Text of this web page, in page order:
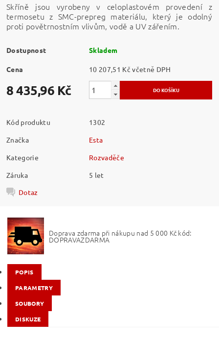
Skříně jsou vyrobeny v celoplastovém provedení z
termosetu z SMC-prepreg materiálu, který je odolný
proti povětrnostním vlivům, vodě a UV zářením.
Dostupnost Skladem
Cena 10 207,51 Kč včetně DPH
8 435,96 Kč
Kód produktu
1302
Značka
Esta
Kategorie
Rozvaděče
Záruka
5 let
Dotaz
Doprava zdarma při nákupu nad 5 000 Kč kód:
DOPRAVAZDARMA
POPIS
PARAMETRY
SOUBORY
DISKUZE